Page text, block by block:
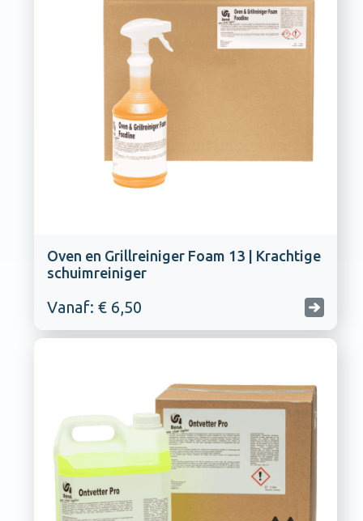
Oven en Grillreiniger Foam 13 | Krachtige
schuimreiniger
Vanaf: € 6,50